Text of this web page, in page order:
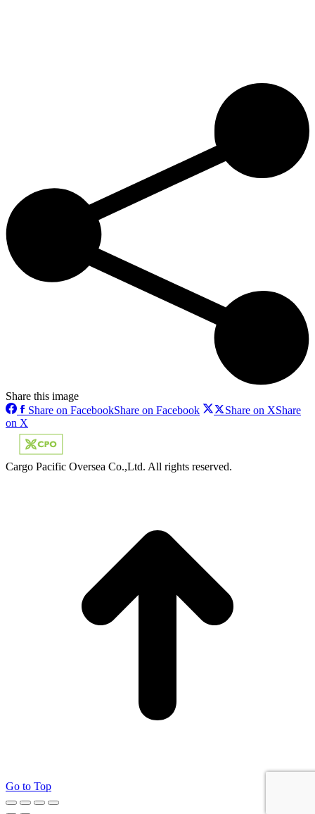
Share this image
Share on FacebookShare on Facebook Share on XShare
on X
Cargo Pacific Oversea Co.,Ltd. All rights reserved.
Go to Top